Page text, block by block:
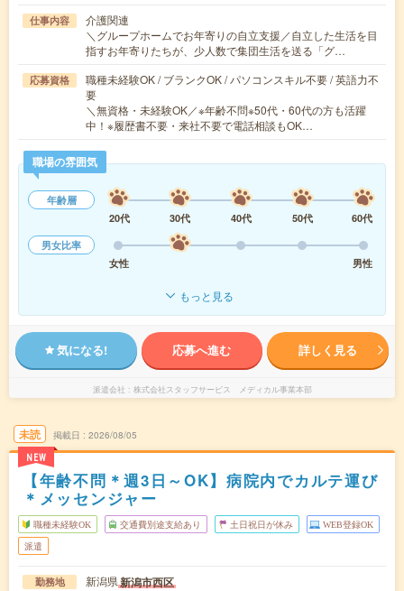
仕事内容
介護関連
＼グループホームでお年寄りの自立支援／自立した生活を目
指すお年寄りたちが、少人数で集団生活を送る「グ…
応募資格
職種未経験OK / ブランクOK / パソコンスキル不要 / 英語力不
要
＼無資格・未経験OK／※年齢不問※50代・60代の方も活躍
中！※履歴書不要・来社不要で電話相談もOK…
職場の雰囲気
年齢層
20代
30代 40代 50代
60代
男女比率
女性
男性
もっと見る
気になる! 応募へ進む 詳しく見る
派遣会社 株式会社スタッフサービス メディカル事業本部
未読
NEW
掲載日 2026/08/05
【年齢不問＊週3日～OK】病院内でカルテ運び
＊メッセンジャー
職種未経験OK 交通費別途支給あり 土日祝日が休み WEB登録OK
派遣
勤務地 新潟県新潟市西区